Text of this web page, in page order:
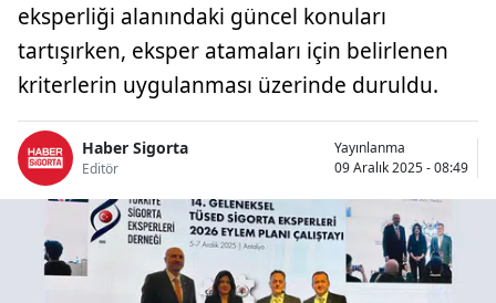
Aydın
Balıkesir
Bingöl
Bitlis
Bolu
Burdur
eksperliği alanındaki güncel konuları
tartışırken, eksper atamaları için belirlenen
kriterlerin uygulanması üzerinde duruldu.
Haber Sigorta
Editör
Yayınlanma
09 Aralık 2025 - 08:49